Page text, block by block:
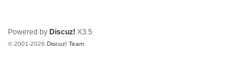
Powered by Discuz! X3.5
© 2001-2026Discuz! Team